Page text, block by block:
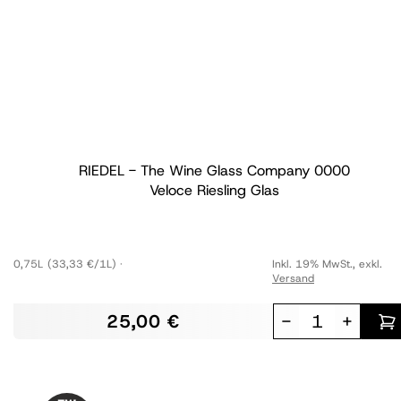
RIEDEL - The Wine Glass Company 0000
Veloce Riesling Glas
0,75L (33,33 €/1L)
25,00 €
Inkl. 19% MwSt., exkl.
Versand
- +